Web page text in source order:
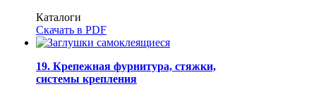
Каталоги
Скачать в PDF
19. Крепежная фурнитура, стяжки,
системы крепления